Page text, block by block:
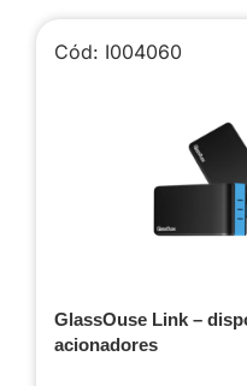
Cód: I004060
GlassOuse Link –
acionadores